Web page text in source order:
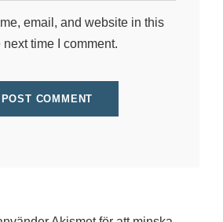
email, and website in this
next time I comment.